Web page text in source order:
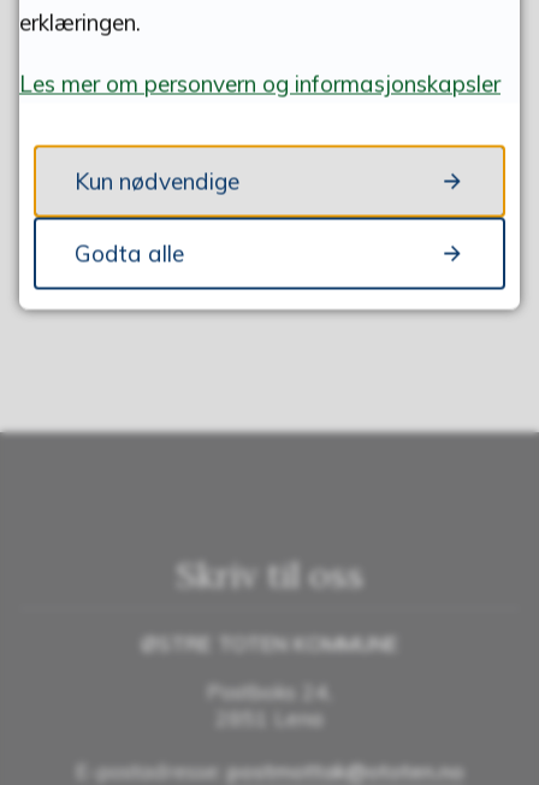
FANT DU DET DU LETTE ETTER?
Skriv til oss
ØSTRE TOTEN KOMMUNE
Postboks 24,
2851 Lena
E-postadresse: postmottak@ototen.no
erklæringen.
Les mer om personvern og informasjonskapsler
Kun nødvendige
Godta alle